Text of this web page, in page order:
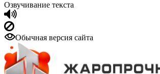
Озвучивание текста
Обычная версия сайта